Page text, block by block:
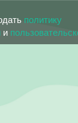
политику
и